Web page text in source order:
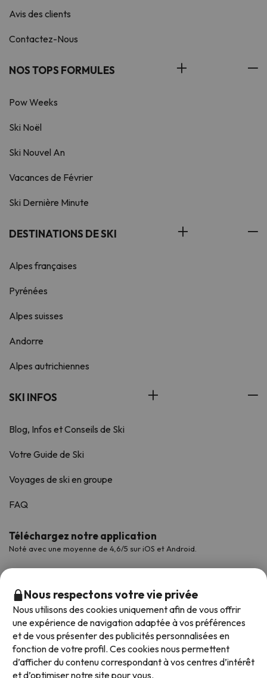
Avis des clients
Contactez-Nous
NOS TOPS FORMULES
Pow Weeks
Ski Noël
Ski Nouvel An
Vacances de Février
Ski Dernière Minute
DESTINATIONS DE SKI
Alpes françaises
Pyrénées
Alpes suisses
Andorre
Alpes autrichiennes
SKI INFOS
Blog, Infos et Conseils de Ski
Votre Guide de Ski
Voyages de ski en groupe
FAQ
Téléchargez notre application
Noté avec une moyenne de 4,6/5 sur iOS et Android.
Nous respectons votre vie privée
Nous utilisons des cookies uniquement afin de vous offrir
une expérience de navigation adaptée à vos préférences
et de vous présenter des publicités personnalisées en
fonction de votre profil. Ces cookies nous permettent
d’afficher du contenu correspondant à vos centres d’intérêt
et d’optimiser notre site pour vous.